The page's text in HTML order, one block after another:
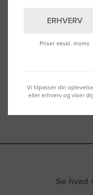
Vi
Se hvad
ERHVERV
Priser ekskl. moms
Vi tilpasser din
eller erhverv og viser